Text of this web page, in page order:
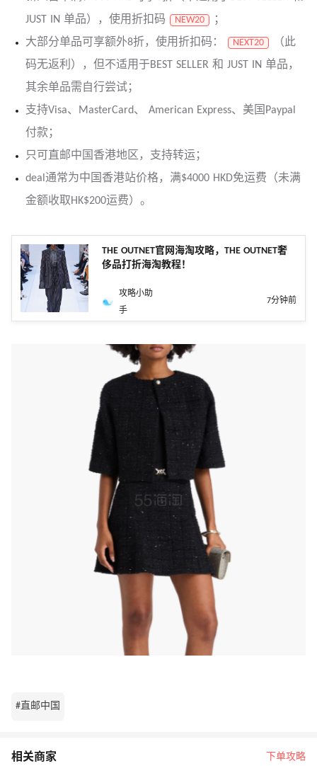
JUST IN 单品），使用折扣码
NEW20
；
大部分单品可享额外8折，使用折扣码：
NEXT20
（此
码无返利），但不适用于BEST SELLER 和 JUST IN 单品，
其余单品需自行尝试；
支持Visa、MasterCard、 American Express、美国Paypal
付款；
只可直邮中国香港地区，支持转运；
deal通常为中国香港站价格，满$4000 HKD免运费（未满
金额收取HK$200运费）。
THE OUTNET官网海淘攻略，THE OUTNET奢
侈品打折海淘教程！
攻略小助
手
7分钟前
#直邮中国
相关商家 下单攻略